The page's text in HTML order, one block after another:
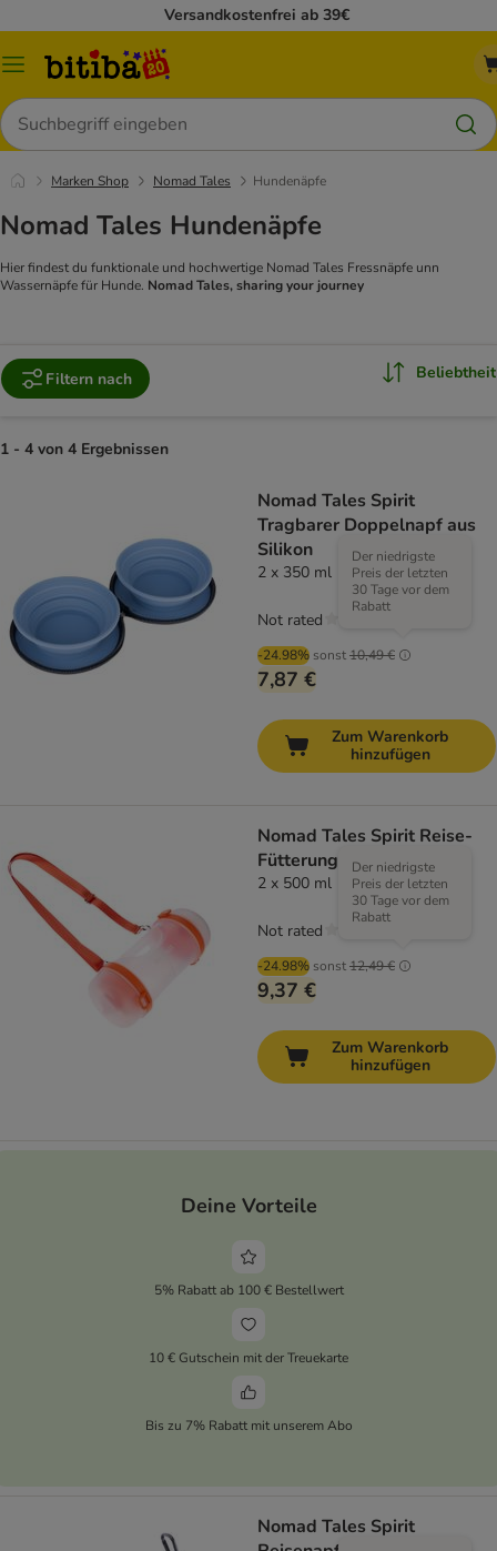
Versandkostenfrei ab 39€
Menü
Suchen
Marken Shop Nomad Tales Hundenäpfe
Nomad Tales Hundenäpfe
Hier findest du funktionale und hochwertige Nomad Tales Fressnäpfe unn
Wassernäpfe für Hunde. Nomad Tales, sharing your journey
Filtern nach Beliebtheit
1 - 4 von 4 Ergebnissen
Nomad Tales Spirit
Tragbarer Doppelnapf aus
Silikon
2 x 350 ml
-24.98% sonst10,49 €
Der niedrigste
Preis der letzten
30 Tage vor dem
Rabatt
7,87 €
Not rated
Zum Warenkorb
hinzufügen
Nomad Tales Spirit Reise-
Fütterungsstation
2 x 500 ml
-24.98% sonst12,49 €
Der niedrigste
Preis der letzten
30 Tage vor dem
Rabatt
9,37 €
Not rated
Zum Warenkorb
hinzufügen
Deine Vorteile
5% Rabatt ab 100 € Bestellwert
10 € Gutschein mit der Treuekarte
Bis zu 7% Rabatt mit unserem Abo
Nomad Tales Spirit